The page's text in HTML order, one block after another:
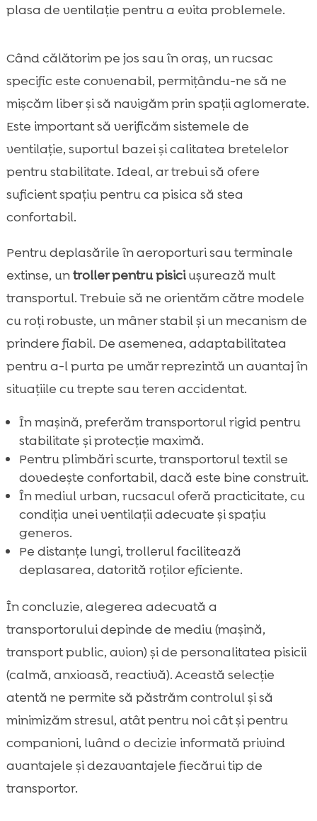
plasa de ventilație pentru a evita problemele.
Când călătorim pe jos sau în oraș, un rucsac
specific este convenabil, permițându-ne să ne
mișcăm liber și să navigăm prin spații aglomerate.
Este important să verificăm sistemele de
ventilație, suportul bazei și calitatea bretelelor
pentru stabilitate. Ideal, ar trebui să ofere
suficient spațiu pentru ca pisica să stea
confortabil.
Pentru deplasările în aeroporturi sau terminale
extinse, untroller pentru pisiciușurează mult
transportul. Trebuie să ne orientăm către modele
cu roți robuste, un mâner stabil și un mecanism de
prindere fiabil. De asemenea, adaptabilitatea
pentru a-l purta pe umăr reprezintă un avantaj în
situațiile cu trepte sau teren accidentat.
În mașină, preferăm transportorul rigid pentru
stabilitate și protecție maximă.
Pentru plimbări scurte, transportorul textil se
dovedește confortabil, dacă este bine construit.
În mediul urban, rucsacul oferă practicitate, cu
condiția unei ventilații adecvate și spațiu
generos.
Pe distanțe lungi, trollerul facilitează
deplasarea, datorită roților eficiente.
În concluzie, alegerea adecvată a
transportorului depinde de mediu (mașină,
transport public, avion) și de personalitatea pisicii
(calmă, anxioasă, reactivă). Această selecție
atentă ne permite să păstrăm controlul și să
minimizăm stresul, atât pentru noi cât și pentru
companioni, luând o decizie informată privind
avantajele și dezavantajele fiecărui tip de
transportor.